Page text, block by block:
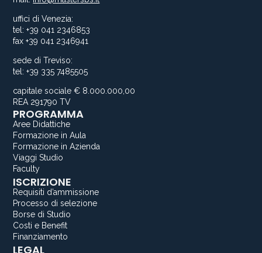
uffici di Venezia:
tel: +39 041 2346853
fax +39 041 2346941
sede di Treviso:
tel: +39 335 7485505
capitale sociale € 8.000.000,00
REA 291790 TV
PROGRAMMA
Aree Didattiche
Formazione in Aula
Formazione in Azienda
Viaggi Studio
Faculty
ISCRIZIONE
Requisiti d’ammissione
Processo di selezione
Borse di Studio
Costi e Benefit
Finanziamento
LEGAL